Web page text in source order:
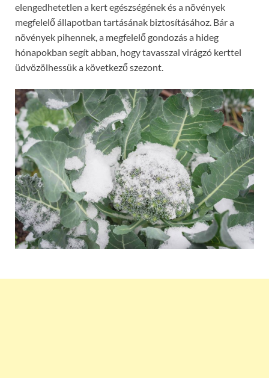
elengedhetetlen a kert egészségének és a növények
megfelelő állapotban tartásának biztosításához. Bár a
növények pihennek, a megfelelő gondozás a hideg
hónapokban segít abban, hogy tavasszal virágzó kerttel
üdvözölhessük a következő szezont.